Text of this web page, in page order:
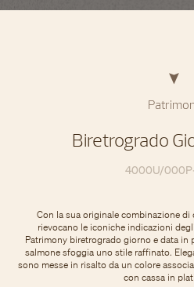
Biretrogrado
4000U/
Con la sua originale combinazione
rievocano le iconiche indicazioni
Patrimony biretrogrado giorno e data
salmone sfoggia uno stile raffinato.
sono messe in risalto da un colore
con cassa in